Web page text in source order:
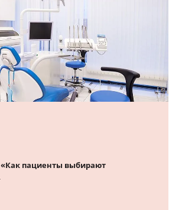
пациенты выбирают